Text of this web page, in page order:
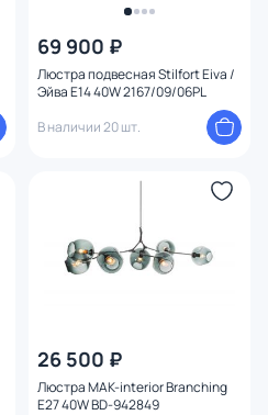
69 900 ₽
Люстра подвесная Stilfort Eiva /
Эйва E14 40W 2167/09/06PL
В наличии 20 шт.
26 500 ₽
Люстра MAK-interior Branching
E27 40W BD-942849